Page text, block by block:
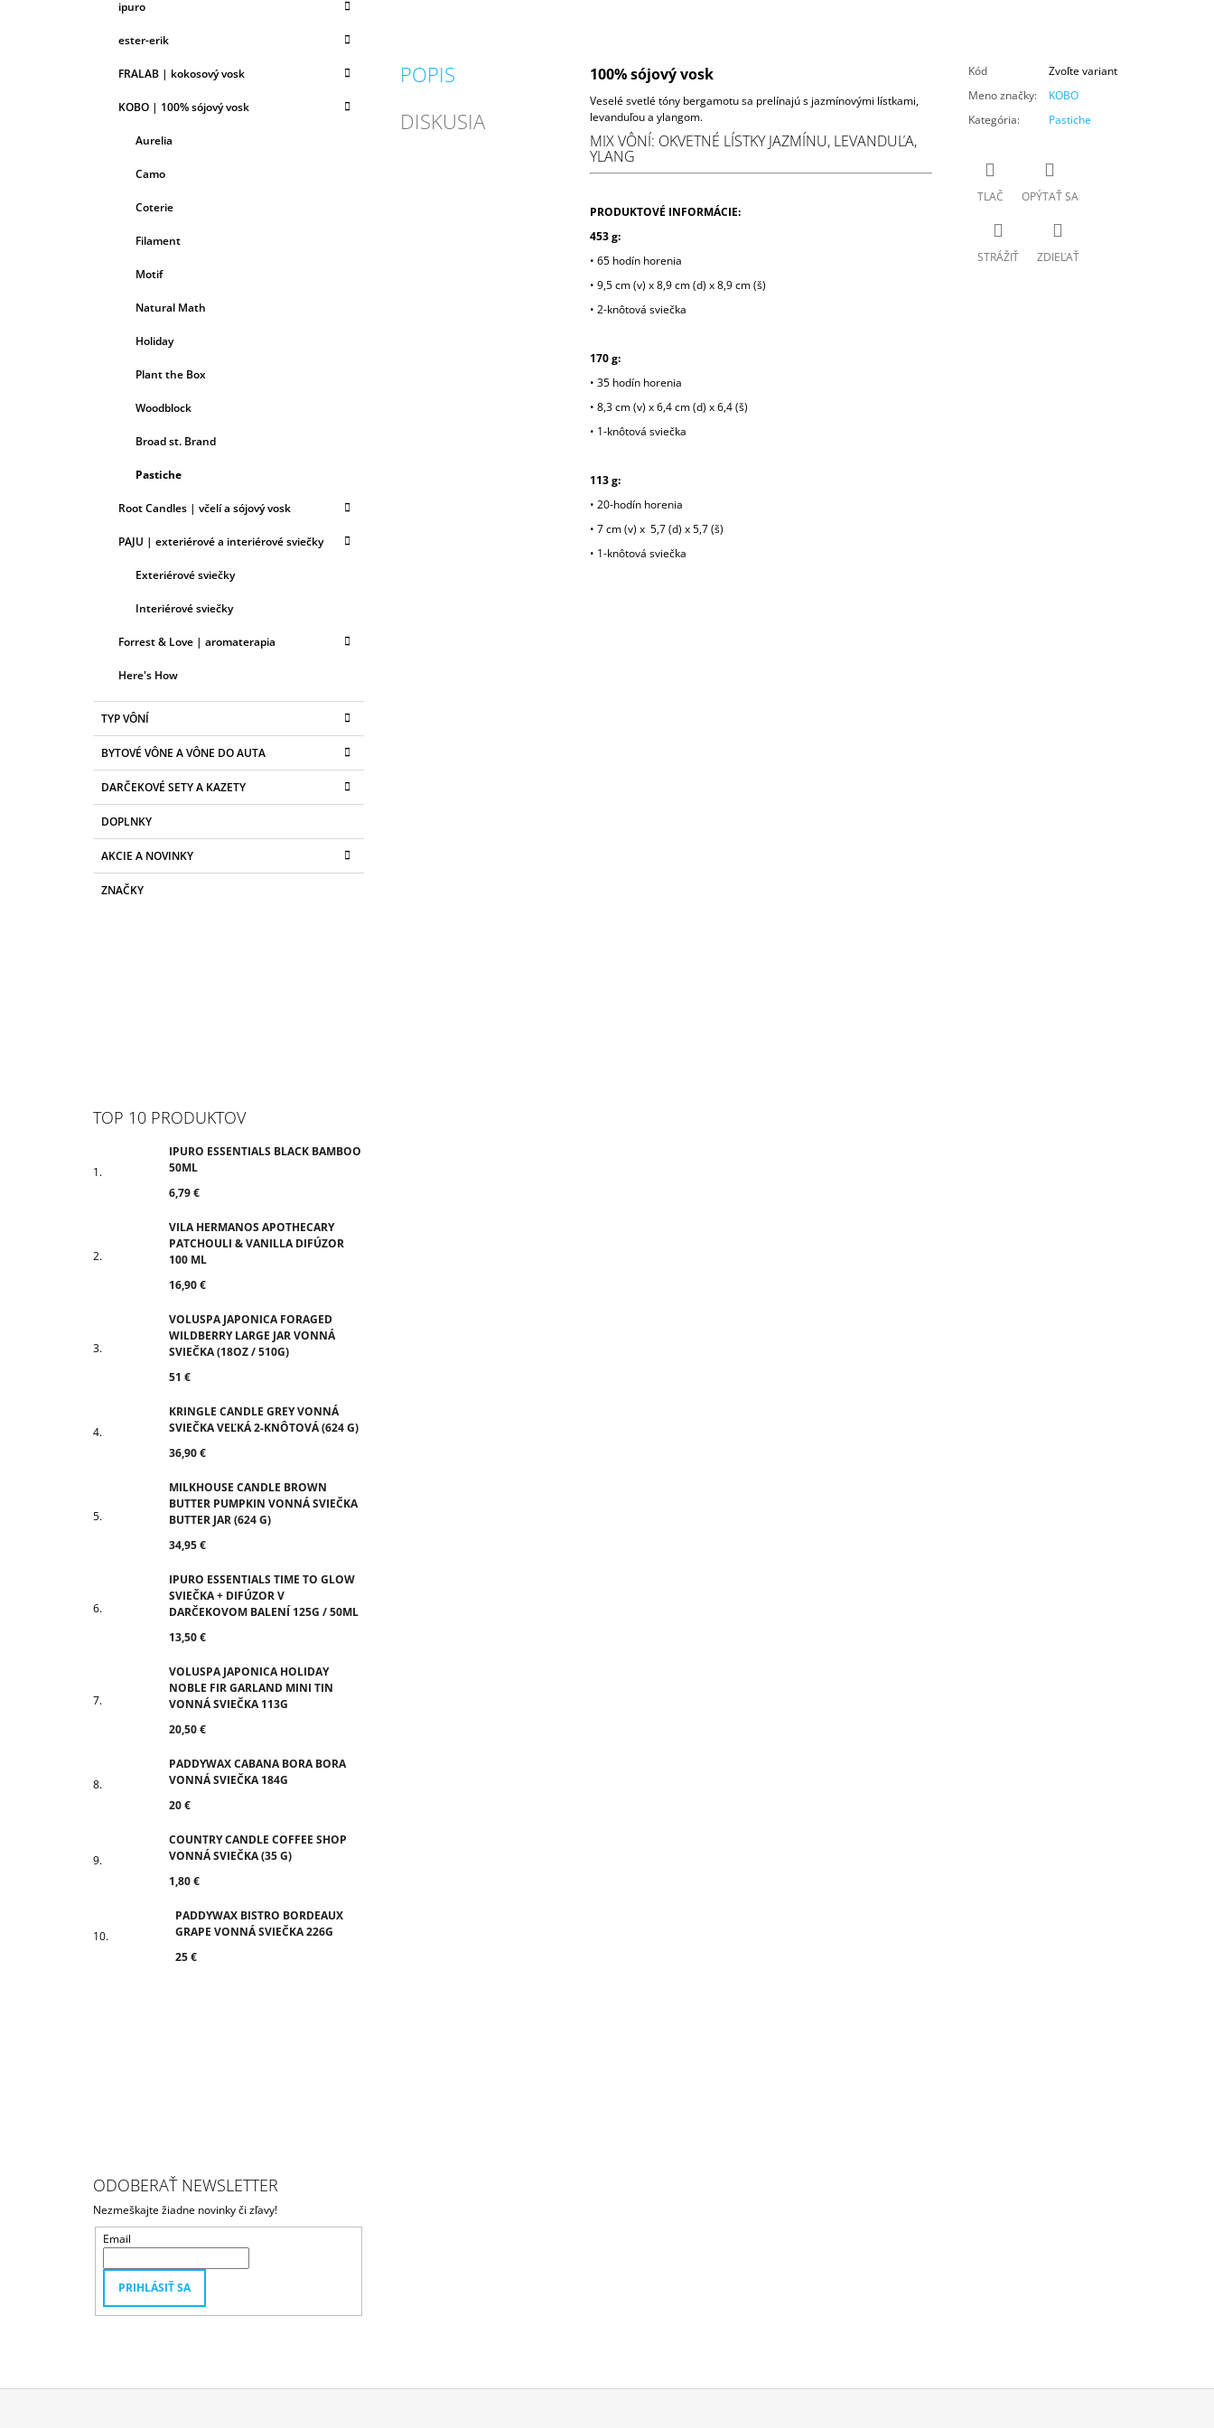
ipuro
ester-erik
FRALAB | kokosový vosk
KOBO | 100% sójový vosk
Aurelia
Camo
Coterie
Filament
Motif
Natural Math
Holiday
Plant the Box
Woodblock
Broad st. Brand
Pastiche
Root Candles | včelí a sójový vosk
PAJU | exteriérové a interiérové sviečky
Exteriérové sviečky
Interiérové sviečky
Forrest & Love | aromaterapia
Here's How
TYP VÔNÍ
BYTOVÉ VÔNE A VÔNE DO AUTA
DARČEKOVÉ SETY A KAZETY
DOPLNKY
AKCIE A NOVINKY
ZNAČKY
TOP 10 PRODUKTOV
IPURO ESSENTIALS BLACK BAMBOO
50ML
6,79 €
VILA HERMANOS APOTHECARY
PATCHOULI & VANILLA DIFÚZOR
100 ML
16,90 €
VOLUSPA JAPONICA FORAGED
WILDBERRY LARGE JAR VONNÁ
SVIEČKA (18OZ / 510G)
51 €
KRINGLE CANDLE GREY VONNÁ
SVIEČKA VEĽKÁ 2-KNÔTOVÁ (624 G)
36,90 €
MILKHOUSE CANDLE BROWN
BUTTER PUMPKIN VONNÁ SVIEČKA
BUTTER JAR (624 G)
34,95 €
IPURO ESSENTIALS TIME TO GLOW
SVIEČKA + DIFÚZOR V
DARČEKOVOM BALENÍ 125G / 50ML
13,50 €
VOLUSPA JAPONICA HOLIDAY
NOBLE FIR GARLAND MINI TIN
VONNÁ SVIEČKA 113G
20,50 €
PADDYWAX CABANA BORA BORA
VONNÁ SVIEČKA 184G
20 €
COUNTRY CANDLE COFFEE SHOP
VONNÁ SVIEČKA (35 G)
1,80 €
PADDYWAX BISTRO BORDEAUX
GRAPE VONNÁ SVIEČKA 226G
25 €
ODOBERAŤ NEWSLETTER
Nezmeškajte žiadne novinky či zľavy!
Email
PRIHLÁSIŤ SA
POPIS
DISKUSIA
100% sójový vosk
Veselé svetlé tóny bergamotu sa prelínajú s jazmínovými lístkami,
levanduľou a ylangom.
MIX VÔNÍ: OKVETNÉ LÍSTKY JAZMÍNU, LEVANDUĽA,
YLANG
PRODUKTOVÉ INFORMÁCIE:
453 g:
• 65 hodín horenia
• 9,5 cm (v) x 8,9 cm (d) x 8,9 cm (š)
• 2-knôtová sviečka
170 g:
• 35 hodín horenia
• 8,3 cm (v) x 6,4 cm (d) x 6,4 (š)
• 1-knôtová sviečka
113 g:
• 20-hodín horenia
• 7 cm (v) x 5,7 (d) x 5,7 (š)
• 1-knôtová sviečka
Kód
Zvoľte variant
Meno značky:
KOBO
Kategória: Pastiche
TLAČ OPÝTAŤ SA
STRÁŽIŤ ZDIEĽAŤ